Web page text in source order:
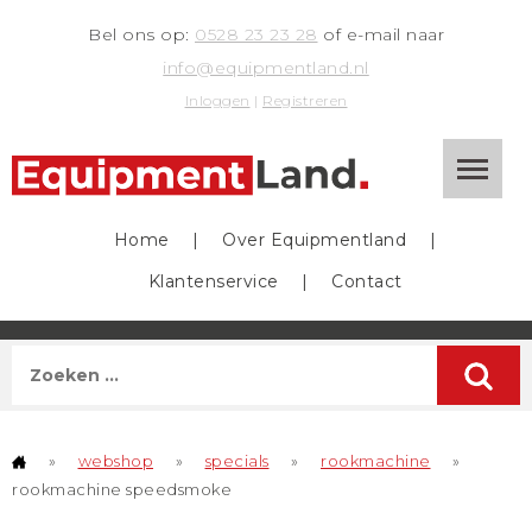
Bel ons op: 0528 23 23 28 of e-mail naar
info@equipmentland.nl
Inloggen | Registreren
Home | Over Equipmentland
|
Klantenservice
| Contact
» webshop » specials » rookmachine
»
rookmachine speedsmoke